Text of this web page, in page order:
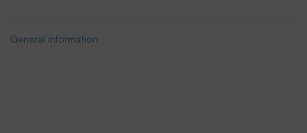
General information